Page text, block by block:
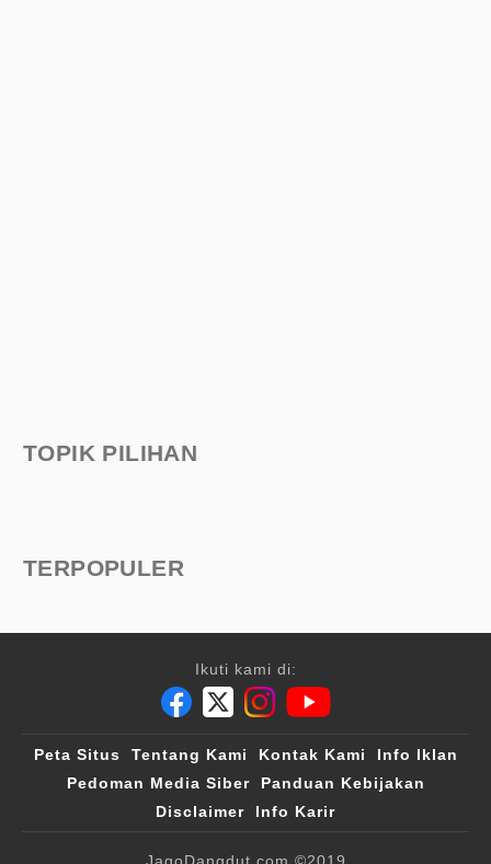
TOPIK PILIHAN
TERPOPULER
Ikuti kami di:
Peta Situs Tentang Kami Kontak Kami
Info Iklan
Pedoman Media Siber
Panduan Kebijakan
Disclaimer
Info Karir